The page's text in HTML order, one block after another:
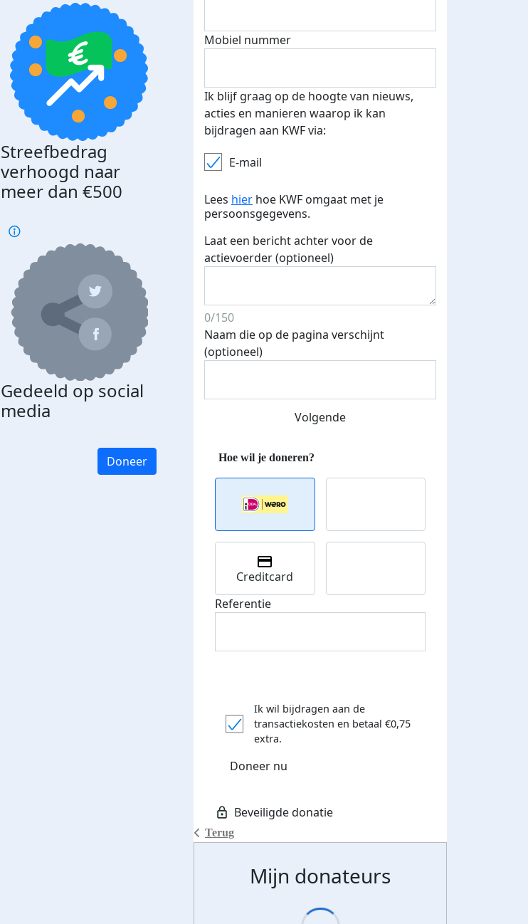
Streefbedrag
verhoogd naar
meer dan €500
Gedeeld op social
media
Doneer
Mobiel nummer
Ik blijf graag op de hoogte van nieuws,
acties en manieren waarop ik kan
bijdragen aan KWF via:
E-mail
Lees hier hoe KWF omgaat met je
persoonsgegevens.
Laat een bericht achter voor de
actievoerder (optioneel)
0/150
Naam die op de pagina verschijnt
(optioneel)
Volgende
Terug
Creditcard
Referentie
Ik wil bijdragen aan de
transactiekosten en betaal €0,75
extra.
Doneer nu
Mijn donateurs